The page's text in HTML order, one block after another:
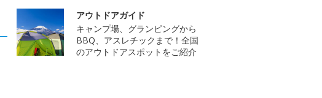
アウトドアガイド
キャンプ場、グランピングから
BBQ、アスレチックまで！全国
のアウトドアスポットをご紹介